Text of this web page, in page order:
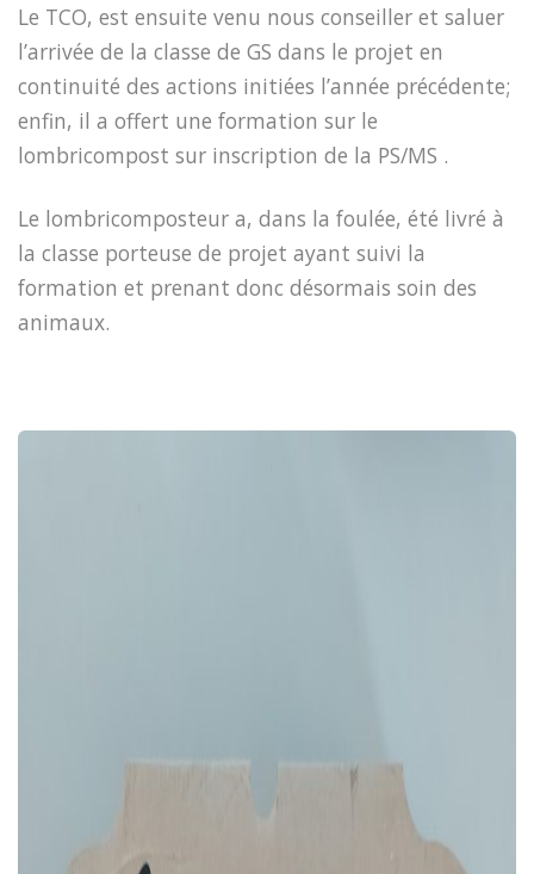
Le TCO, est ensuite venu nous conseiller et saluer
l’arrivée de la classe de GS dans le projet en
continuité des actions initiées l’année précédente;
enfin, il a offert une formation sur le
lombricompost sur inscription de la PS/MS .
Le lombricomposteur a, dans la foulée, été livré à
la classe porteuse de projet ayant suivi la
formation et prenant donc désormais soin des
animaux.